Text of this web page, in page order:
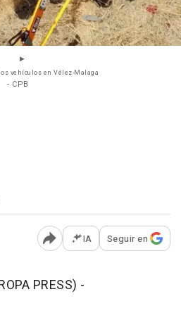
vehículos en Vélez-Malaga
- CPB
Abrir opciones para
IA Seguir en
PRESS) -